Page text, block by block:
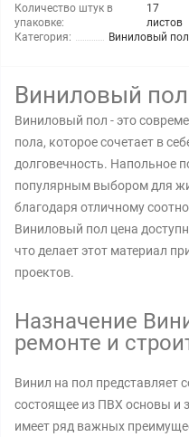
Количество штук в
упаковке:
17
листов
Категория:
Виниловый пол
Виниловый
Виниловый пол - это
пола, которое сочетает в
долговечность. Напольное
популярным выбором для
благодаря отличному
Виниловый пол цена
что делает этот материал
проектов.
Назначение
ремонте и
Винил на пол представляет
состоящее из ПВХ основы и
имеет ряд важных